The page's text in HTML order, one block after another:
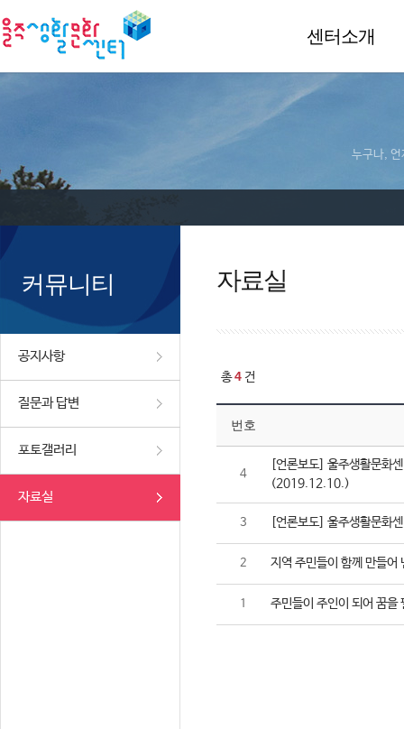
센터소개
누구나, 언
커뮤니티
공지사항
질문과 답변
포토갤러리
자료실
자료실
총4 건
번호
4
[언론보도] 울주생활문화
(2019.12.10.)
3 [언론보도] 울주생활문화
2 지역 주민들이 함께 만들
1 주민들이 주인이 되어 꿈